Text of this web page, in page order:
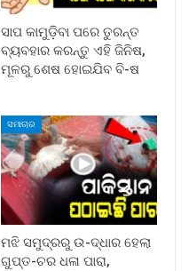
ସାପ କାମୁଡ଼ିବା ପରେ ତୁରନ୍ତ
ବ୍ୟବହାର କରନ୍ତୁ ଏହି ଜିନିଷ,
ମୂଳରୁ ଶେଷ ହୋଇଯିବ ବି-ଷ
ସମାଚାର
ମଝି ସମୁଦ୍ରରୁ ଉ-ଦ୍ଧାର ହେଲା
ଗୁପ୍ତ-ଚର ଧଳା ପାରା,